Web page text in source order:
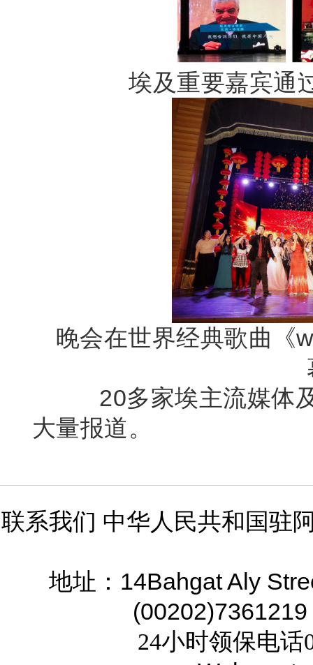
埃及重要嘉宾通
晚会在世界经典歌曲 《
20多家埃主流媒体
大量报道。
联系我们 中华人民共和国驻
地址： 14Bahgat Aly
(00202)7361219
24小时领保电话